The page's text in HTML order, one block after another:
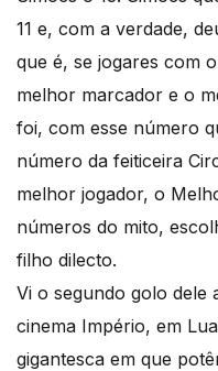
11 e, com a verdade,
que é, se jogares com
melhor marcador e o
foi, com esse número
número da feiticeira
melhor jogador, o
números do mito,
filho dilecto.
Vi o segundo golo dele
cinema Império, em
gigantesca em que